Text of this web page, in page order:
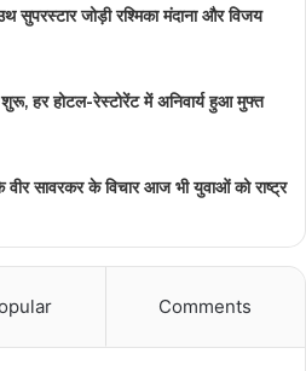
सुपरस्टार जोड़ी रश्मिका मंदाना और विजय
हर होटल-रेस्टोरेंट में अनिवार्य हुआ मुफ्त
वीर सावरकर के विचार आज भी युवाओं को राष्ट्र
Comments